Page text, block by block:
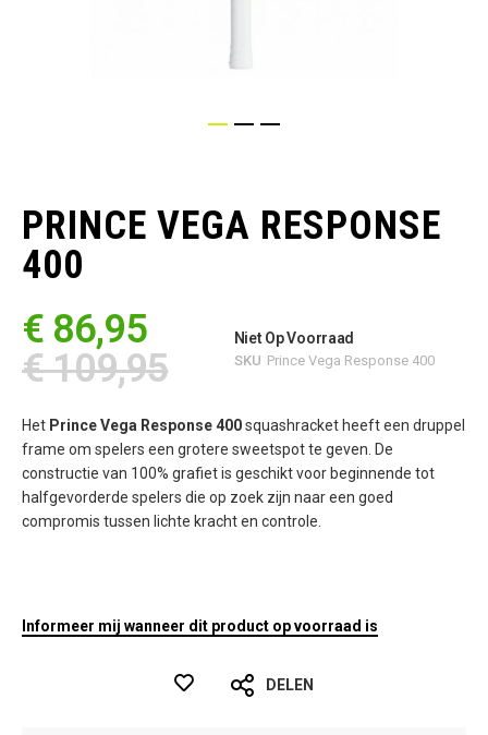
begin
van
de
afbeeldingen-
PRINCE VEGA RESPONSE
400
€ 86,95
€ 109,95
Niet Op Voorraad
SKU Prince Vega Response 400
Het Prince Vega Response 400squashracket heeft een druppel
frame om spelers een grotere sweetspot te geven. De
constructie van 100% grafiet is geschikt voor beginnende tot
halfgevorderde spelers die op zoek zijn naar een goed
compromis tussen lichte kracht en controle.
Informeer mij wanneer dit product op voorraad is
DELEN